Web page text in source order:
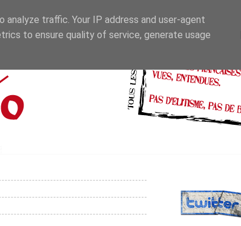
traffic. Your IP address and user-agent
to ensure quality of service, generate usage